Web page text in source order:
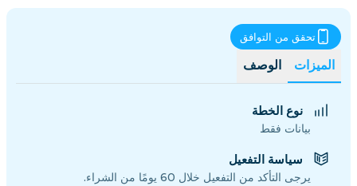
الميزات الوصف
تحقق من التوافق
نوع الخطة
بيانات فقط
سياسة التفعيل
يرجى التأكد من التفعيل خلال 60 يومًا من الشراء.